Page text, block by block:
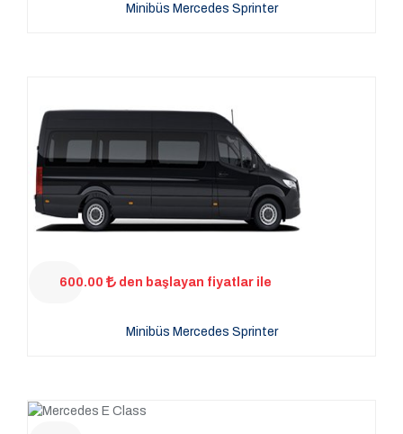
Minibüs Mercedes Sprinter
600.00 den başlayan fiyatlar ile
Minibüs Mercedes Sprinter